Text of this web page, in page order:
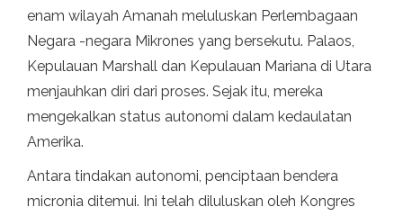
enam wilayah Amanah meluluskan Perlembagaan
Negara -negara Mikrones yang bersekutu. Palaos,
Kepulauan Marshall dan Kepulauan Mariana di Utara
menjauhkan diri dari proses. Sejak itu, mereka
mengekalkan status autonomi dalam kedaulatan
Amerika.
Antara tindakan autonomi, penciptaan bendera
micronia ditemui. Ini telah diluluskan oleh Kongres